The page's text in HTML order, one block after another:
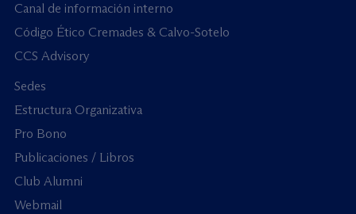
Canal de información interno
Código Ético Cremades & Calvo-Sotelo
CCS Advisory
Sedes
Estructura Organizativa
Pro Bono
Publicaciones / Libros
Club Alumni
Webmail